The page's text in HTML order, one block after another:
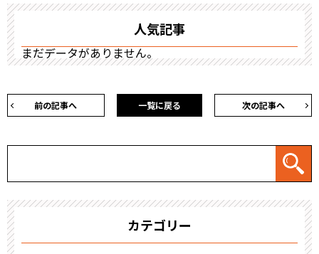
人気記事
まだデータがありません。
前の記事へ 次の記事へ
一覧に戻る
カテゴリー